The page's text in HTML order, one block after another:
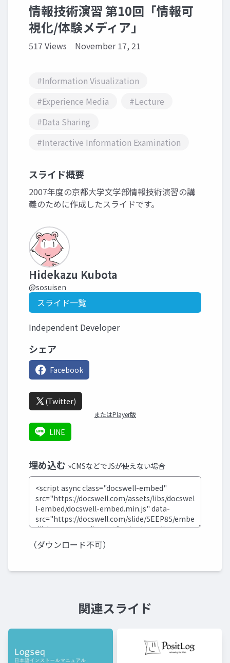
情報技術演習 第10回「情報可
視化/体験メディア」
517 Views November 17, 21
#Information Visualization
#Experience Media
#Lecture
#Data Sharing
#Interactive Information Examination
スライド概要
2007年度の京都大学文学部情報技術演習の講
義のために作成したスライドです。
Hidekazu Kubota
@sosuisen
スライド一覧
Independent Developer
シェア
Facebook
(Twitter)
またはPlayer版
LINE
埋め込む »CMSなどでJSが使えない場合
（ダウンロード不可）
関連スライド